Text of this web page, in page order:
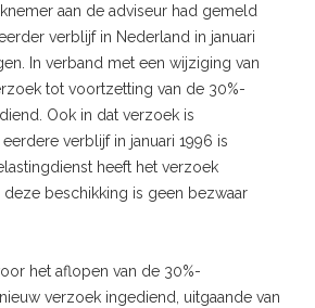
aan de adviseur had gemeld
verblijf in Nederland in januari
In verband met een wijziging van
tot voortzetting van de 30%-
Ook in dat verzoek is
verblijf in januari 1996 is
heeft het verzoek
beschikking is geen bezwaar
het aflopen van de 30%-
verzoek ingediend, uitgaande van